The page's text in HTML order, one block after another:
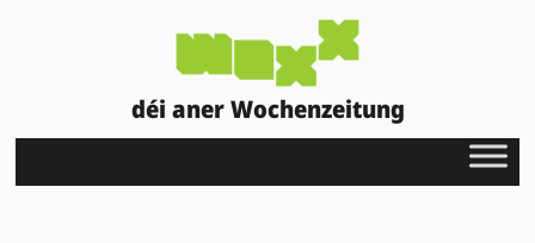
déi aner Wochenzeitung